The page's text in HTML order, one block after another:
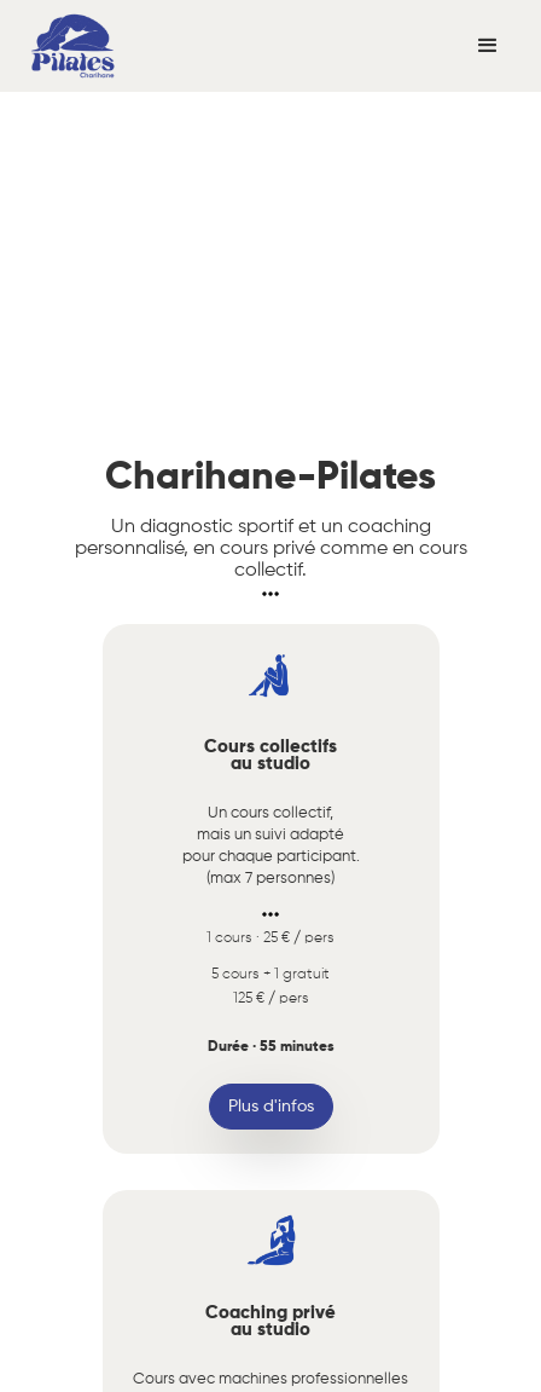
Charihane-Pilates
Un diagnostic sportif et un coaching
personnalisé, en cours privé comme en cours
collectif.
Cours collectifs
au studio
Un cours collectif,
mais un suivi adapté
pour chaque participant.
(max 7 personnes)
1 cours · 25 € / pers
5 cours + 1 gratuit
125 € / pers
Durée · 55 minutes
Plus d'infos
Coaching privé
au studio
Cours avec machines professionnelles